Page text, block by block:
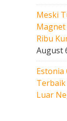
Meski
Magnet
Ribu
August
Estonia
Luar